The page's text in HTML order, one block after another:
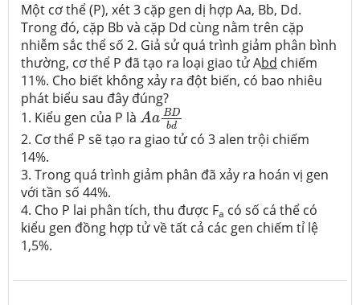
Một cơ thể (P), xét 3 cặp gen dị hợp Aa, Bb, Dd.
Trong đó, cặp Bb và cặp Dd cùng nằm trên cặp
nhiễm sắc thể số 2. Giả sử quá trình giảm phân bình
thường, cơ thể P đã tạo ra loại giao tử Abd chiếm
11%. Cho biết không xảy ra đột biến, có bao nhiêu
phát biểu sau đây đúng?
1. Kiểu gen của P là Aa BD
bd
AaBDb
2. Cơ thể P sẽ tạo ra giao tử có 3 alen trội chiếm
14%.
3. Trong quá trình giảm phân đã xảy ra hoán vị gen
với tần số 44%.
4. Cho P lai phân tích, thu được Fa có số cá thể có
kiểu gen đồng hợp tử về tất cả các gen chiếm tỉ lệ
1,5%.